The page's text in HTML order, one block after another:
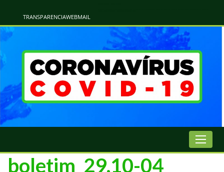
TRANSPARENCIAWEBMAIL
boletim_29.10-04